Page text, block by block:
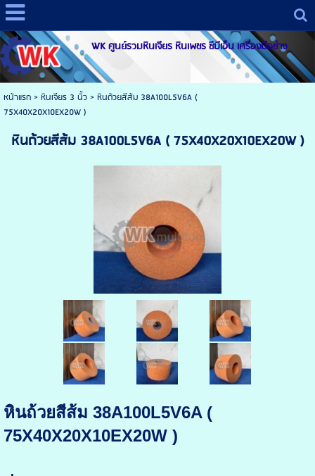
WK ศูนย์รวมหินเจียร หินเพชร ซีบีเอ็น เครื่องมือช่าง
หน้าแรก> หินเจียร 3 นิ้ว> หินถ้วยสีส้ม 38A100L5V6A (
75X40X20X10EX20W )
หินถ้วยสีส้ม 38A100L5V6A ( 75X40X20X10EX20W )
หินถ้วยสีส้ม 38A100L5V6A (
75X40X20X10EX20W )